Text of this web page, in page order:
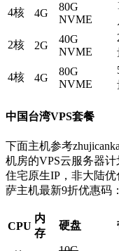
4核 4G
80G
NVME
2核 2G
40G
NVME
4核 4G
80G
NVME
中国台湾VPS套餐
下面主机参考
机房的VPS云服务器
住宅原生IP，非大陆
萨主机最新9折优惠码：
CPU
内
存
硬盘